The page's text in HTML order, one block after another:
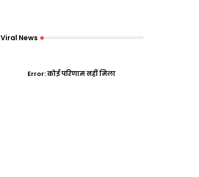
Viral News
Error:कोई परिणाम नहीं मिला